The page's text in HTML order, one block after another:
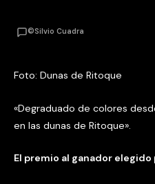
©Silvio Cuadra
Foto: Dunas de Ritoque
«Degraduado de colores
en las dunas de Ritoque».
El premio al ganador